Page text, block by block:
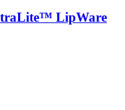
LipWare